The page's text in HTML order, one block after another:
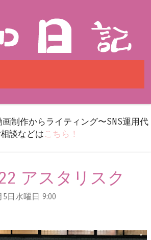
制作からライティング〜SNS運用代
談などはこちら！
アスタリスク
5日水曜日 9:00